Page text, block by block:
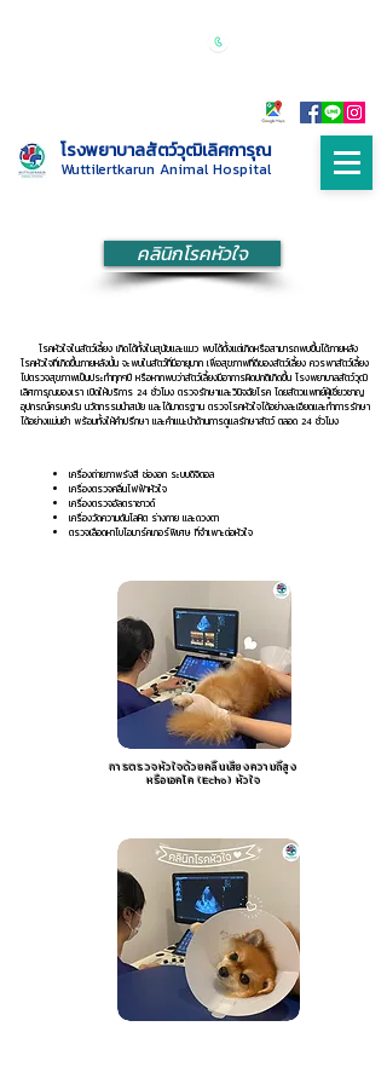
โรงพยาบาลสัตว์วุฒิเลิศการุณ
Wuttilertkarun Animal Hospital
คลินิกโรคหัวใจ
โรคหัวใจในสัตว์เลี้ยง เกิดได้ทั้งในสุนัขและแมว พบได้ตั้งแต่เกิดหรือสามารถพบขึ้นได้ภายหลัง
โรคหัวใจที่เกิดขึ้นภายหลังนั้น จะพบในสัตว์ที่มีอายุมาก เพื่อสุขภาพที่ดีของสัตว์เลี้ยง ควรพาสัตว์เลี้ยง
ไปตรวจสุขภาพเป็นประทำทุกๆปี หรือหากพบว่าสัตว์เลี้ยงมีอาการผิดปกติเกิดขึ้น โรงพยาบาลสัตว์วุฒิ
เลิศการุณของเรา เปิดให้บริการ 24 ชั่วโมง ตรวจรักษาและวินิจฉัยโรค โดยสัตวแพทย์ผู้เชี่ยวชาญ
อุปกรณ์ครบครัน นวัตกรรมนำสมัย และได้มาตรฐาน ตรวจโรคหัวใจได้อย่างละเอียดและทำการรักษา
ได้อย่างแม่นยำ พร้อมทั้งให้คำปรึกษา และคำแนะนำด้านการดูแลรักษาสัตว์ ตลอด 24 ชั่วโมง
เครื่องถ่ายภาพรังสี ช่องอก ระบบดิจิตอล
เครื่องตรวจคลื่นไฟฟ้าหัวใจ
เครื่องตรวจอัลตราซาวด์
เครื่องวัดความดันโลหิต ร่างกาย และดวงตา
ตรวจเลือดหาไบโอมาร์คเกอร์พิเศษ ที่จำเพาะต่อหัวใจ
การตรวจหัวใจด้วยคลื่นเสียงความถี่สูง
หรือเอคโค (Echo) หัวใจ